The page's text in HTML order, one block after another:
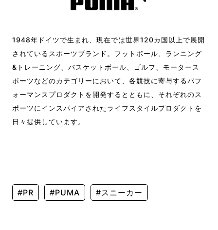
1948年ドイツで生まれ、現在では世界120カ国以上で展開
されているスポーツブランド。フットボール、ランニング
&トレーニング、バスケットボール、ゴルフ、モータース
ポーツなどのカテゴリーにおいて、各競技に寄与するパフ
ォーマンスプロダクトを開発するとともに、それぞれのス
ポーツにインスパイアされたライフスタイルプロダクトを
日々提供しています。
#PR #PUMA #スニーカー